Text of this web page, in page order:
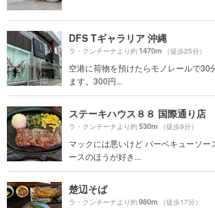
DFS Tギャラリア 沖縄
ラ・クンチーナより約1470m （徒歩25分）
空港に荷物を預けたらモノレールで30
ます。300円...
ステーキハウス８８ 国際通り店
ラ・クンチーナより約530m （徒歩9分）
マックには悪いけど バーベキューソー
ースのほうが好き...
楚辺そば
ラ・クンチーナより約980m （徒歩17分）